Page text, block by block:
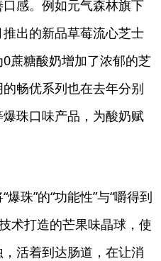
感。例如元气森林旗下
出的新品草莓流心芝士
蔗糖酸奶增加了浓郁的芝
畅优系列也在去年分别
珠口味产品，为酸奶赋
珠”的“功能性”与“嚼得到
术打造的芒果味晶球，使
活着到达肠道，在让消